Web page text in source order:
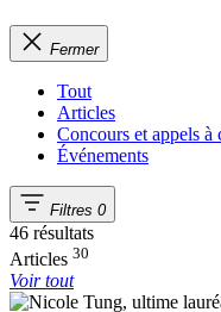
Fermer
Tout
Articles
Concours et appels à
Événements
Filtres 0
46 résultats
Articles 30
Voir tout